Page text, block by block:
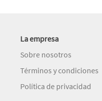
La empresa
Sobre nosotros
Términos y condiciones
Política de privacidad